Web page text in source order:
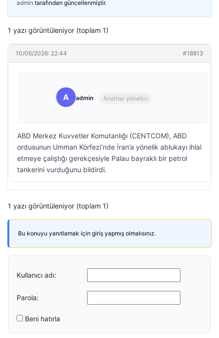
admin tarafından güncellenmiştir.
1 yazı görüntüleniyor (toplam 1)
10/06/2026: 22:44 #18813
A admin Anahtar yönetici
ABD Merkez Kuvvetler Komutanlığı (CENTCOM), ABD
ordusunun Umman Körfezi’nde İran’a yönelik ablukayı ihlal
etmeye çalıştığı gerekçesiyle Palau bayraklı bir petrol
tankerini vurduğunu bildirdi.
1 yazı görüntüleniyor (toplam 1)
Bu konuyu yanıtlamak için giriş yapmış olmalısınız.
Kullanıcı adı:
Parola:
Beni hatırla